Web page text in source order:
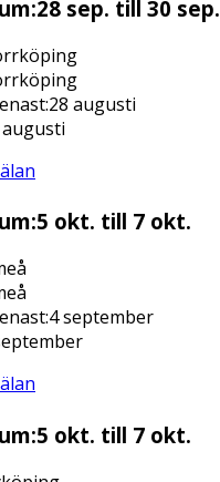
28 sep. till 30 sep.
:28 augusti
augusti
5 okt. till 7 okt.
:4 september
5 okt. till 7 okt.